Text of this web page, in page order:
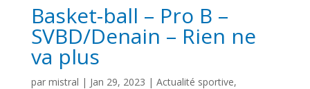
Basket-ball – Pro B –
SVBD/Denain – Rien ne
va plus
par mistral | Jan 29, 2023 | Actualité sportive,